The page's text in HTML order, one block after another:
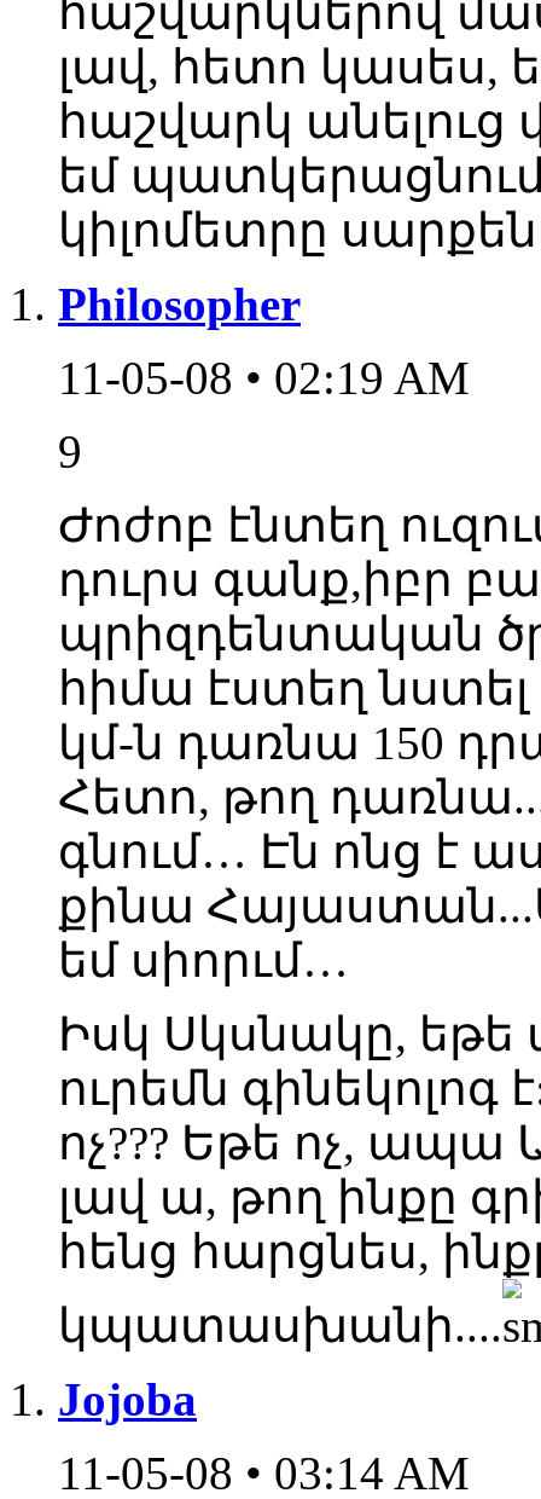
հաշվարկներով
լավ, հետո կասես,
հաշվարկ
եմ
կիլոմետրը
Philosopher
11-05-08 • 02:19 AM
9
Ժոժոբ էնտեղ
դուրս գանք,իբր
պրիզդենտական
հիմա էստեղ
կմ-ն դառնա 150
Հետո, թող
գնում… Էն ոնց է
քինա
եմ սիորւմ…
Իսկ Սկսնակը, եթե
ուրեմն գինեկոլոգ
ոչ??? Եթե ոչ, ապա
լավ ա, թող ինքը
հենց հարցնես,
կպատասխանի....
Jojoba
11-05-08 • 03:14 AM